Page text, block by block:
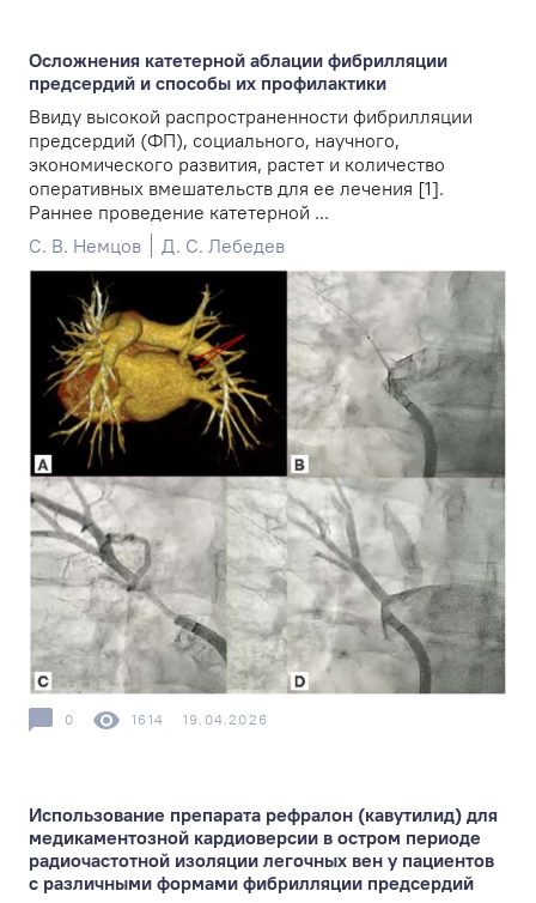
Осложнения катетерной аблации фибрилляции
предсердий и способы их профилактики
Ввиду высокой распространенности фибрилляции
предсердий (ФП), социального, научного,
экономического развития, растет и количество
оперативных вмешательств для ее лечения [1].
Раннее проведение катетерной ...
С. В. Немцов
Д. С. Лебедев
0 1614 19.04.2026
Использование препарата рефралон (кавутилид) для
медикаментозной кардиоверсии в остром периоде
радиочастотной изоляции легочных вен у пациентов
с различными формами фибрилляции предсердий